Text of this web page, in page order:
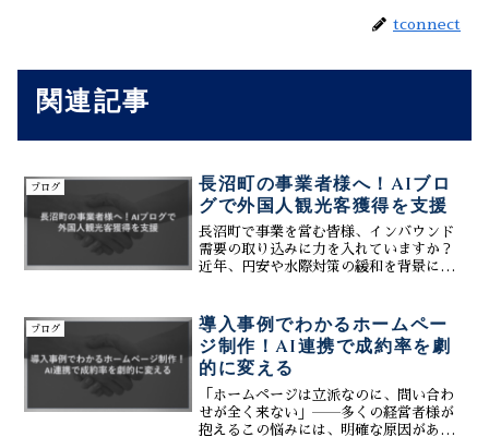
tconnect
関連記事
ブログ
長沼町の事業者様へ！AIブロ
グで外国人観光客獲得を支援
長沼町で事業を営む皆様、インバウンド
需要の取り込みに力を入れていますか？
近年、円安や水際対策の緩和を背景に、
言語対応のウェブサイトや効果的な情報
発信が不可欠です。株式...
ブログ
導入事例でわかるホームペー
ジ制作！AI連携で成約率を劇
的に変える
「ホームページは立派なのに、問い合わ
せが全く来ない」――多くの経営者様が
抱えるこの悩みには、明確な原因があり